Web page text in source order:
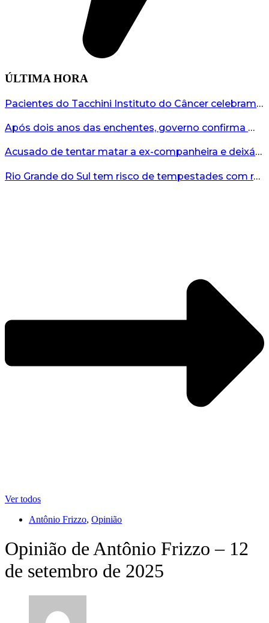
ÚLTIMA HORA
Pacientes do Tacchini Instituto do Câncer celebram Dia dos Pais com cuidado e relaxamento...
Após dois anos das enchentes, governo confirma mais de R$19 milhões para nova ponte no Vale do Taquari...
Acusado de tentar matar a ex-companheira e deixá-la paraplégica é condenado na Serra Gaúcha...
Rio Grande do Sul tem risco de tempestades com rajadas de ventos nos próximos dias...
Ver todos
Antônio Frizzo, Opinião
Opinião de Antônio Frizzo – 12
de setembro de 2025